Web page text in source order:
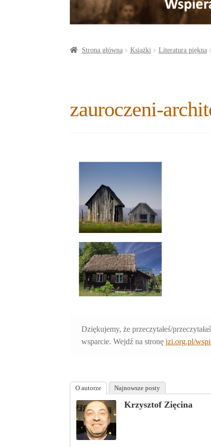
Strona główna Książki Literatura piękna
zauroczeni-
Dziękujemy, że przeczytałeś/
wsparcie. Wejdź na stronę jzi.org.pl/
O autorze Najnowsze posty
Krzysztof Zięcina